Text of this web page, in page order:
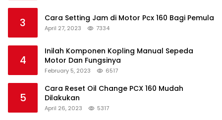
3 Cara Setting Jam di Motor Pcx 160 Bagi Pemula
April 27, 2023 7334
4
Inilah Komponen Kopling Manual Sepeda
Motor Dan Fungsinya
February 5, 2023 6517
5
Cara Reset Oil Change PCX 160 Mudah
Dilakukan
April 26, 2023 5317